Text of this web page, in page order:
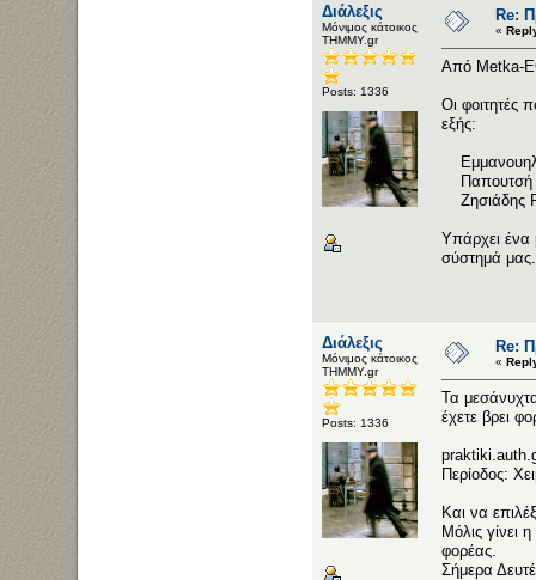
Διάλεξις
Μόνιμος κάτοικος
ΤΗΜΜΥ.gr
Posts: 1336
Re:
«
Από Metka-
Οι φοιτητές
εξής:
Παπουτσή
Ζησιάδης
Υπάρχει ένα
σύστημά μας.
Διάλεξις
Μόνιμος κάτοικος
ΤΗΜΜΥ.gr
Posts: 1336
Re:
«
Τα
έχετε βρει
Περίοδος:
Και να
Μόλις γίνει
φορέας.
Σήμερα